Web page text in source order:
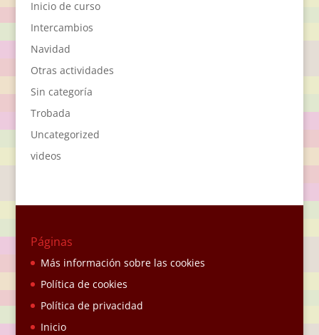
Inicio de curso
Intercambios
Navidad
Otras actividades
Sin categoría
Trobada
Uncategorized
videos
Páginas
Más información sobre las cookies
Política de cookies
Política de privacidad
Inicio